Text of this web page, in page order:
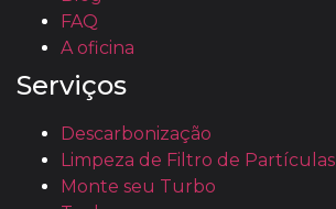
FAQ
A oficina
Serviços
Descarbonização
Limpeza de Filtro de Partículas
Monte seu Turbo